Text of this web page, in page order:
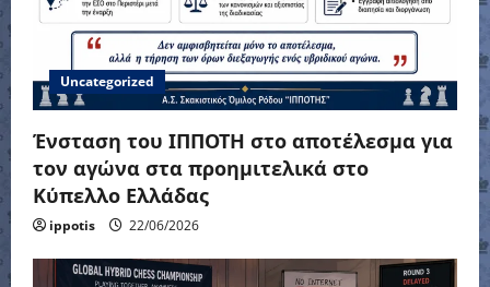
Uncategorized
Ένσταση του ΙΠΠΟΤΗ στο αποτέλεσμα για
τον αγώνα στα προημιτελικά στο
Κύπελλο Ελλάδας
ippotis 22/06/2026